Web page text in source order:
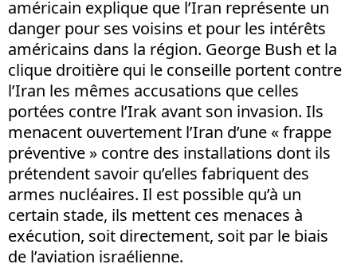
américain explique que l’Iran représente un
danger pour ses voisins et pour les intérêts
américains dans la région. George Bush et la
clique droitière qui le conseille portent contre
l’Iran les mêmes accusations que celles
portées contre l’Irak avant son invasion. Ils
menacent ouvertement l’Iran d’une « frappe
préventive » contre des installations dont ils
prétendent savoir qu’elles fabriquent des
armes nucléaires. Il est possible qu’à un
certain stade, ils mettent ces menaces à
exécution, soit directement, soit par le biais
de l’aviation israélienne.